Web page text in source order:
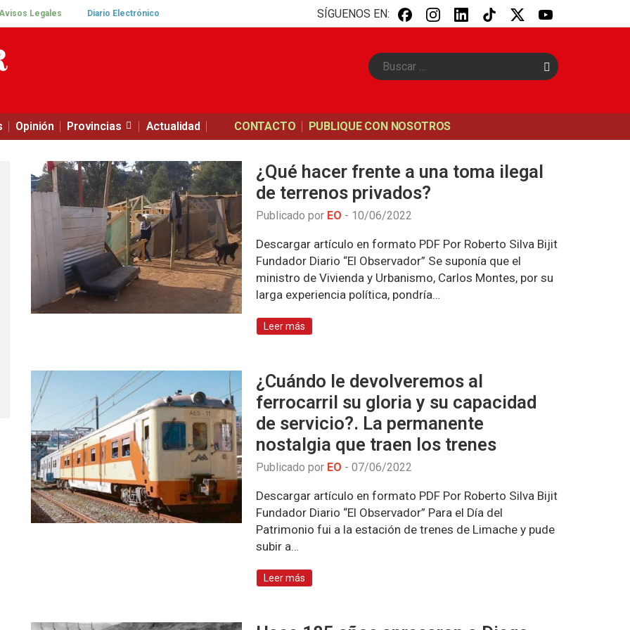
Legales Diario Electrónico SÍGUENOS EN:
B
u
Opinión Provincias Actualidad CONTACTO PUBLIQUE CON NOSOTROS
¿Qué hacer frente a una toma ilegal
de terrenos privados?
Publicado por EO - 10/06/2022
Descargar artículo en formato PDF Por Roberto Silva Bijit
Fundador Diario “El Observador” Se suponía que el
ministro de Vivienda y Urbanismo, Carlos Montes, por su
larga experiencia política, pondría…
Leer más
¿Cuándo le devolveremos al
ferrocarril su gloria y su capacidad
de servicio?. La permanente
nostalgia que traen los trenes
Publicado por EO - 07/06/2022
Descargar artículo en formato PDF Por Roberto Silva Bijit
Fundador Diario “El Observador” Para el Día del
Patrimonio fui a la estación de trenes de Limache y pude
subir a…
Leer más